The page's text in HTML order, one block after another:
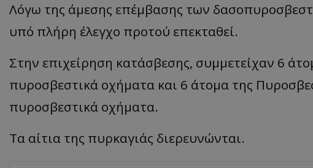
Λόγω της άμεσης επέμβασης των
υπό πλήρη έλεγχο προτού επεκταθεί.
Στην επιχείρηση κατάσβεσης, συμμετείχαν 6
πυροσβεστικά οχήματα και 6 άτομα της
πυροσβεστικά οχήματα.
Τα αίτια της πυρκαγιάς διερευνώνται.